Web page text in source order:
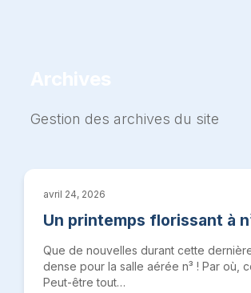
Gestion des archives du site
avril 24, 2026
Un printemps florissant à
Que de nouvelles durant cette
dense pour la salle aérée n³ ! Par où,
Peut-être tout…